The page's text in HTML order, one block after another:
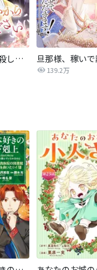
後悔はいいから殺してください
139.2万